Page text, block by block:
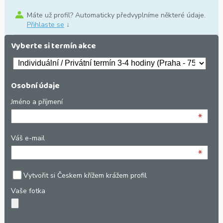
Máte už profil? Automaticky předvyplníme některé údaje.
Přihlaste se ↓
Vyberte si termín akce
Osobní údaje
Jméno a příjmení
*
Váš e-mail
*
Vytvořit si Českem křížem krážem profil
Vaše fotka